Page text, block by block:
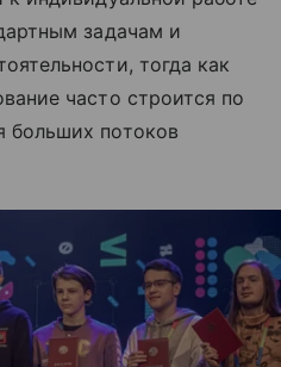
задачам и
тогда как
часто строится по
потоков